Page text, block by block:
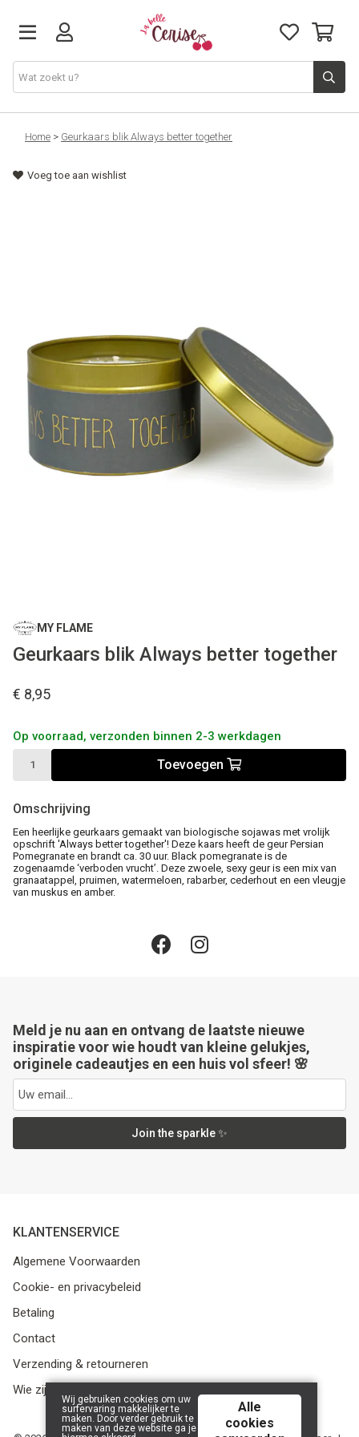
Just arrived
Juwelen & Accessoires
Home > Geurkaars blik Always better together
Voeg toe aan wishlist
MY FLAME
Geurkaars blik Always better together
€ 8,95
Op voorraad, verzonden binnen 2-3 werkdagen
Toevoegen
Omschrijving
Een heerlijke geurkaars gemaakt van biologische sojawas met vrolijk
opschrift 'Always better together'! Deze kaars heeft de geur Persian
Pomegranate en brandt ca. 30 uur. Black pomegranate is de
zogenaamde ‘verboden vrucht’. Deze zwoele, sexy geur is een mix van
granaatappel, pruimen, watermeloen, rabarber, cederhout en een vleugje
van muskus en amber.
Meld je nu aan en ontvang de laatste nieuwe
inspiratie voor wie houdt van kleine gelukjes,
originele cadeautjes en een huis vol sfeer! 🌸
Join the sparkle ✨
KLANTENSERVICE
Algemene Voorwaarden
Cookie- en privacybeleid
Betaling
Contact
Verzending & retourneren
Wie zijn we?
Wij gebruiken cookies om uw
surfervaring makkelijker te
maken. Door verder gebruik te
maken van deze website ga je
Alle
cookies